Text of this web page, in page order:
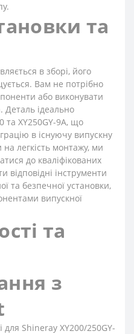
та
в зборі, його
Вам не потрібно
або виконувати
Деталь ідеально
та XY250GY-9A, що
в існуючу випускну
легкість монтажу, ми
до кваліфікованих
відповідні інструменти
та безпечної установки,
випускної
та
з
Shineray XY200/250GY-